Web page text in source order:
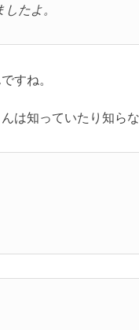
たよ。
すね。
は知っていたり知ら